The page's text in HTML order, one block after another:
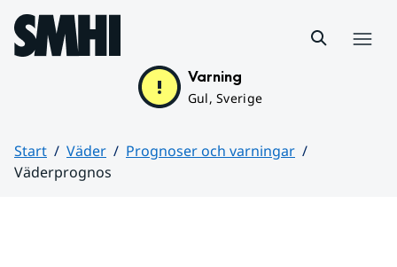
Hoppa till sidans innehåll
Varning
Gul, Sverige
Start Väder
Prognoser och varningar
Väderprognos